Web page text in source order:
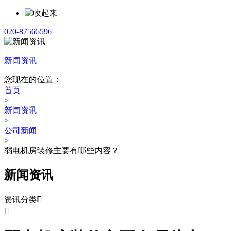
020-87566596
新闻资讯
您现在的位置：
首页
>
新闻资讯
>
公司新闻
>
弱电机房装修主要有哪些内容？
新闻资讯
资讯分类
